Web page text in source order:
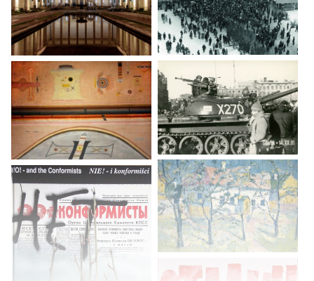
и отношении к соцреализму и академистам. О задумке создания
польского музея частных коллекций. Строительство Дома Керета,
самого узкого дома в мире. О современном искусстве и политике.